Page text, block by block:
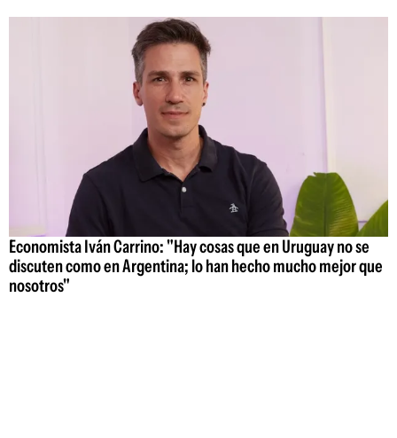
Economista Iván Carrino: "Hay cosas que en Uruguay no se
discuten como en Argentina; lo han hecho mucho mejor que
nosotros"